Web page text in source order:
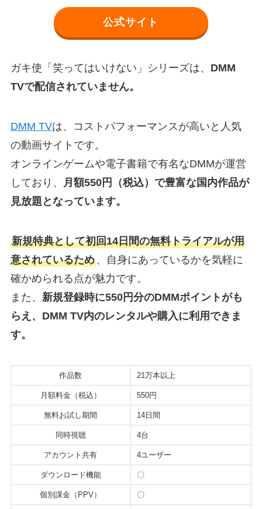
公式サイト
ガキ使「笑ってはいけない」シリーズは、 DMM
TVで配信されていません。
DMM TVは、コストパフォーマンスが高いと人気
の動画サイトです。
オンラインゲームや電子書籍で有名なDMMが運営
しており、
月額550円（税込）で豊富な国内作品が
見放題となっています。
新規特典として初回14日間の無料トライアルが用
意されているため、自身にあっているかを気軽に
確かめられる点が魅力です。
また、 新規登録時に550円分のDMMポイントがも
らえ、DMM TV内のレンタルや購入に利用できま
す。
作品数 21万本以上
月額料金（税込） 550円
無料お試し期間 14日間
同時視聴 4台
アカウント共有 4ユーザー
ダウンロード機能 〇
個別課金（PPV） 〇